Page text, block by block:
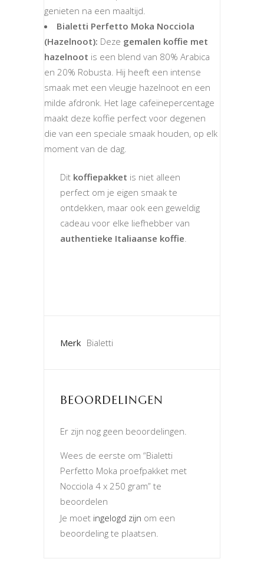
genieten na een maaltijd.
Bialetti Perfetto Moka Nocciola
(Hazelnoot): Deze gemalen koffie met
hazelnoot is een blend van 80% Arabica
en 20% Robusta. Hij heeft een intense
smaak met een vleugje hazelnoot en een
milde afdronk. Het lage cafeïnepercentage
maakt deze koffie perfect voor degenen
die van een speciale smaak houden, op elk
moment van de dag.
Dit koffiepakket is niet alleen
perfect om je eigen smaak te
ontdekken, maar ook een geweldig
cadeau voor elke liefhebber van
authentieke Italiaanse koffie.
Merk Bialetti
BEOORDELINGEN
Er zijn nog geen beoordelingen.
Wees de eerste om “Bialetti
Perfetto Moka proefpakket met
Nocciola 4 x 250 gram” te
beoordelen
Je moet ingelogd zijn om een
beoordeling te plaatsen.